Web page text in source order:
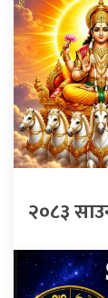
२०८३